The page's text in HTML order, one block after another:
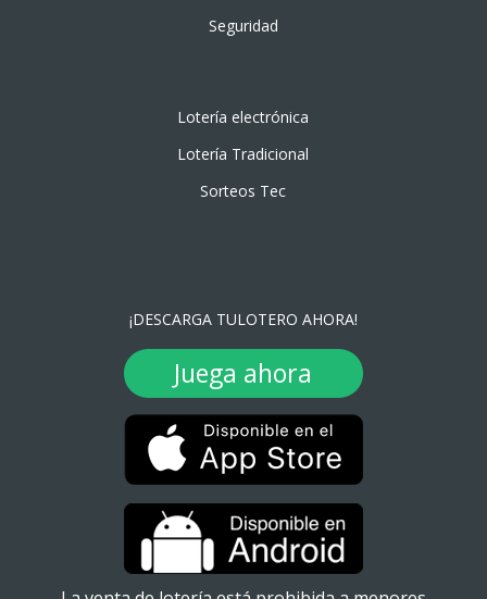
Seguridad
Lotería electrónica
Lotería Tradicional
Sorteos Tec
¡DESCARGA TULOTERO AHORA!
Juega ahora